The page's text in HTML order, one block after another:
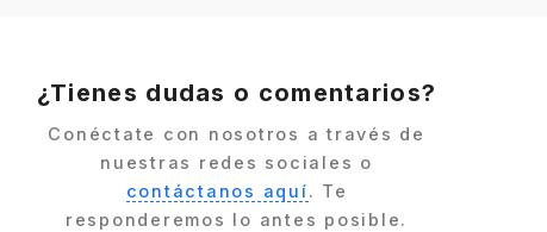
¿Tienes dudas o comentarios?
Conéctate con nosotros a través de
nuestras redes sociales o
contáctanos aquí. Te
responderemos lo antes posible.